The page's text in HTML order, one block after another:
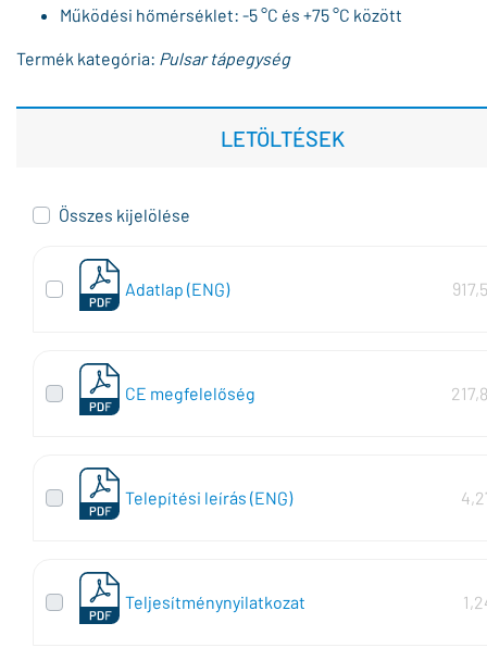
Működési hőmérséklet: -5 °C és +75 °C között
Termék kategória: Pulsar tápegység
LETÖLTÉSEK
Összes kijelölése
Adatlap (ENG)
CE megfelelőség
Telepítési leírás (ENG)
Teljesítménynyilatkozat